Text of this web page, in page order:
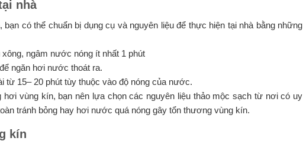
nhà
có thể chuẩn bị dụng cụ và nguyên liệu để thực hiện tại nhà bằng những
ngâm nước nóng ít nhất 1 phút
ngăn hơi nước thoát ra.
từ 15– 20 phút tùy thuộc vào độ nóng của nước.
vùng kín, bạn nên lựa chọn các nguyên liệu thảo mộc sạch từ nơi có uy
tránh bỏng hay hơi nước quá nóng gây tổn thương vùng kín.
kín